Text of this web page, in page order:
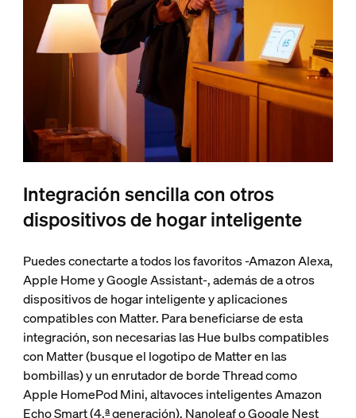
Integración sencilla con otros
dispositivos de hogar inteligente
Puedes conectarte a todos los favoritos -Amazon Alexa,
Apple Home y Google Assistant-, además de a otros
dispositivos de hogar inteligente y aplicaciones
compatibles con Matter. Para beneficiarse de esta
integración, son necesarias las Hue bulbs compatibles
con Matter (busque el logotipo de Matter en las
bombillas) y un enrutador de borde Thread como
Apple HomePod Mini, altavoces inteligentes Amazon
Echo Smart (4.ª generación), Nanoleaf o Google Nest